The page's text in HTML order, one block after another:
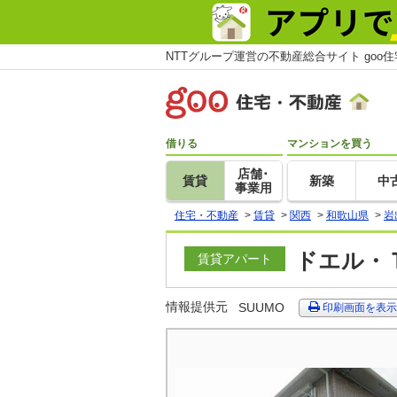
NTTグループ運営の不動産総合サイト goo
借りる
賃貸
店舗･
事業用
マンションを買う
新築 中
住宅・不動産 > 賃貸 > 関西 > 和歌山県 > 岩
賃貸アパート ドエル
情報提供元 SUUMO 印刷画面を表示